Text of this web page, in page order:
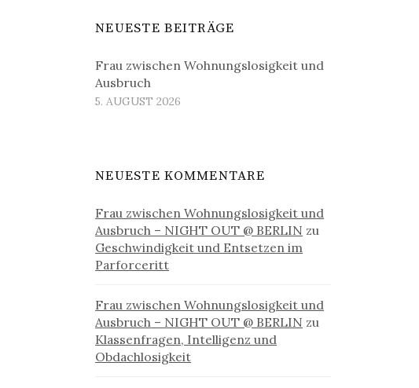
NEUESTE BEITRÄGE
Frau zwischen Wohnungslosigkeit und
Ausbruch
5. AUGUST 2026
NEUESTE KOMMENTARE
Frau zwischen Wohnungslosigkeit und
Ausbruch – NIGHT OUT @ BERLIN zu
Geschwindigkeit und Entsetzen im
Parforceritt
Frau zwischen Wohnungslosigkeit und
Ausbruch – NIGHT OUT @ BERLIN zu
Klassenfragen, Intelligenz und
Obdachlosigkeit